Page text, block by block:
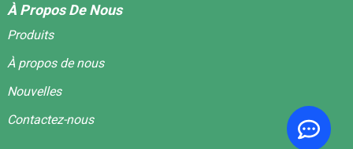
À Propos De Nous
Produits
À propos de nous
Nouvelles
Contactez-nous